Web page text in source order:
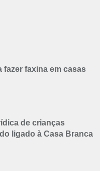
fazer faxina em casas
de crianças
ligado à Casa Branca